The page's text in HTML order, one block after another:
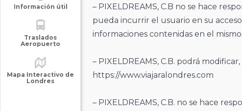
Información útil
Traslados
Aeropuerto
Mapa Interactivo de
Londres
– PIXELDREAMS, C.B no se hace
pueda incurrir el usuario en su
informaciones contenidas en el mismo.
– PIXELDREAMS, C.B. podrá
https://www.viajaralondres.com
– PIXELDREAMS, C.B. no se hace